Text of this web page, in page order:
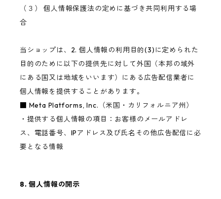
（３） 個人情報保護法の定めに基づき共同利用する場
合
当ショップは、2. 個人情報の利用目的(3)に定められた
目的のために以下の提供先に対して外国（本邦の域外
にある国又は地域をいいます）にある広告配信業者に
個人情報を提供することがあります。
■ Meta Platforms, Inc.（米国・カリフォルニア州）
・提供する個人情報の項目：お客様のメールアドレ
ス、電話番号、IPアドレス及び氏名その他広告配信に必
要となる情報
8. 個人情報の開示